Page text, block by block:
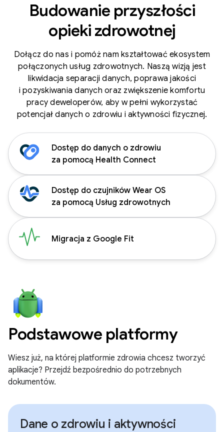
Budowanie przyszłości
opieki zdrowotnej
Dołącz do nas i pomóż nam kształtować ekosystem
połączonych usług zdrowotnych. Naszą wizją jest
likwidacja separacji danych, poprawa jakości
i pozyskiwania danych oraz zwiększenie komfortu
pracy deweloperów, aby w pełni wykorzystać
potencjał danych o zdrowiu i aktywności fizycznej.
Dostęp do danych o zdrowiu
za pomocą Health Connect
Dostęp do czujników Wear OS
za pomocą Usług zdrowotnych
Migracja z Google Fit
Podstawowe platformy
Wiesz już, na której platformie zdrowia chcesz tworzyć
aplikacje? Przejdź bezpośrednio do potrzebnych
dokumentów.
Dane o zdrowiu i aktywności